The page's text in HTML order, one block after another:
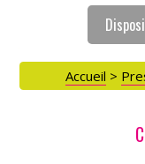
Accueil >